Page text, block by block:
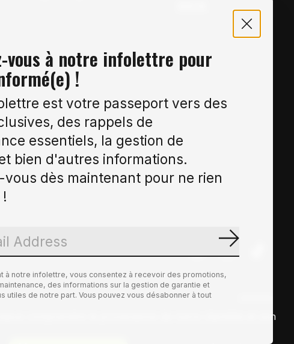
vous à notre infolettre pour
!
est votre passeport vers des
des rappels de
essentiels, la gestion de
bien d'autres informations.
vous dès maintenant pour ne rien
à notre infolettre, vous consentez à recevoir des promotions,
des informations sur la gestion de garantie et
utiles de notre part. Vous pouvez vous désabonner à tout
comprendre la provenance de notre clientèle et son